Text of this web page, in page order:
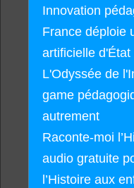
Innovation
France déploie
artificielle
L'Odyssée de
game
autrement
Raconte-moi
audio gratuite
l’Histoire aux